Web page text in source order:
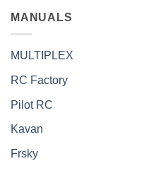
MANUALS
MULTIPLEX
RC Factory
Pilot RC
Kavan
Frsky